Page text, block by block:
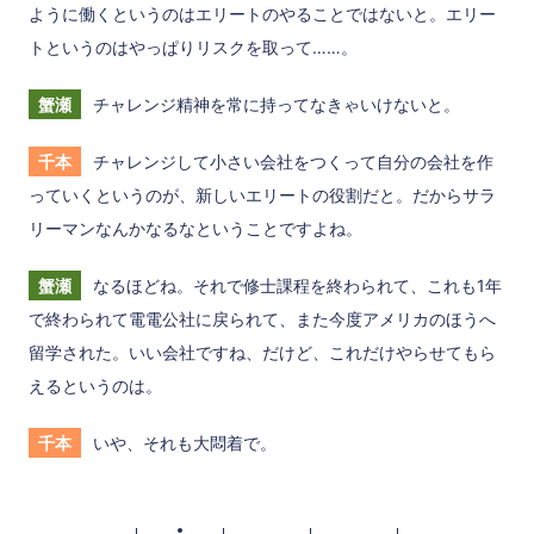
ように働くというのはエリートのやることではないと。エリー
トというのはやっぱりリスクを取って……。
蟹瀬 チャレンジ精神を常に持ってなきゃいけないと。
千本
チャレンジして小さい会社をつくって自分の会社を作
っていくというのが、新しいエリートの役割だと。だからサラ
リーマンなんかなるなということですよね。
蟹瀬
なるほどね。それで修士課程を終わられて、これも1年
で終わられて電電公社に戻られて、また今度アメリカのほうへ
留学された。いい会社ですね、だけど、これだけやらせてもら
えるというのは。
千本 いや、それも大悶着で。